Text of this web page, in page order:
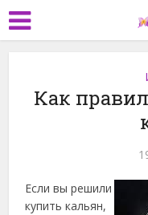
Как
Если вы решили
купить кальян,